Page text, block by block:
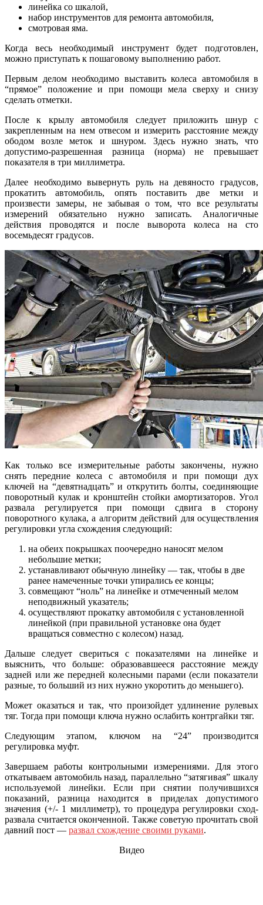
линейка со шкалой,
набор инструментов для ремонта автомобиля,
смотровая яма.
Когда весь необходимый инструмент будет подготовлен,
можно приступать к пошаговому выполнению работ.
Первым делом необходимо выставить колеса автомобиля в
“прямое” положение и при помощи мела сверху и снизу
сделать отметки.
После к крылу автомобиля следует приложить шнур с
закрепленным на нем отвесом и измерить расстояние между
ободом возле меток и шнуром. Здесь нужно знать, что
допустимо-разрешенная разница (норма) не превышает
показателя в три миллиметра.
Далее необходимо вывернуть руль на девяносто градусов,
прокатить автомобиль, опять поставить две метки и
произвести замеры, не забывая о том, что все результаты
измерений обязательно нужно записать. Аналогичные
действия проводятся и после выворота колеса на сто
восемьдесят градусов.
Как только все измерительные работы закончены, нужно
снять передние колеса с автомобиля и при помощи дух
ключей на “девятнадцать” и открутить болты, соединяющие
поворотный кулак и кронштейн стойки амортизаторов. Угол
развала регулируется при помощи сдвига в сторону
поворотного кулака, а алгоритм действий для осуществления
регулировки угла схождения следующий:
на обеих покрышках поочередно наносят мелом
небольшие метки;
устанавливают обычную линейку — так, чтобы в две
ранее намеченные точки упирались ее концы;
совмещают “ноль” на линейке и отмеченный мелом
неподвижный указатель;
осуществляют прокатку автомобиля с установленной
линейкой (при правильной установке она будет
вращаться совместно с колесом) назад.
Дальше следует свериться с показателями на линейке и
выяснить, что больше: образовавшееся расстояние между
задней или же передней колесными парами (если показатели
разные, то больший из них нужно укоротить до меньшего).
Может оказаться и так, что произойдет удлинение рулевых
тяг. Тогда при помощи ключа нужно ослабить контргайки тяг.
Следующим этапом, ключом на “24” производится
регулировка муфт.
Завершаем работы контрольными измерениями. Для этого
откатываем автомобиль назад, параллельно “затягивая” шкалу
используемой линейки. Если при снятии получившихся
показаний, разница находится в приделах допустимого
значения (+/- 1 миллиметр), то процедура регулировки сход-
развала считается оконченной. Также советую прочитать свой
давний пост — развал схождение своими руками.
Видео